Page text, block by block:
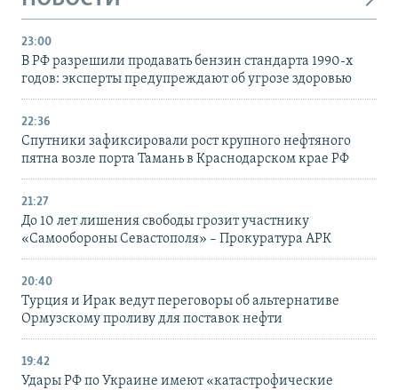
23:00
В РФ разрешили продавать бензин стандарта 1990-х
годов: эксперты предупреждают об угрозе здоровью
22:36
Спутники зафиксировали рост крупного нефтяного
пятна возле порта Тамань в Краснодарском крае РФ
21:27
До 10 лет лишения свободы грозит участнику
«Самообороны Севастополя» – Прокуратура АРК
20:40
Турция и Ирак ведут переговоры об альтернативе
Ормузскому проливу для поставок нефти
19:42
Удары РФ по Украине имеют «катастрофические